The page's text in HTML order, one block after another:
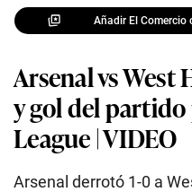
Añadir El Comercio
Arsenal vs West
y gol del
League | VIDEO
Arsenal derrotó 1-0 a